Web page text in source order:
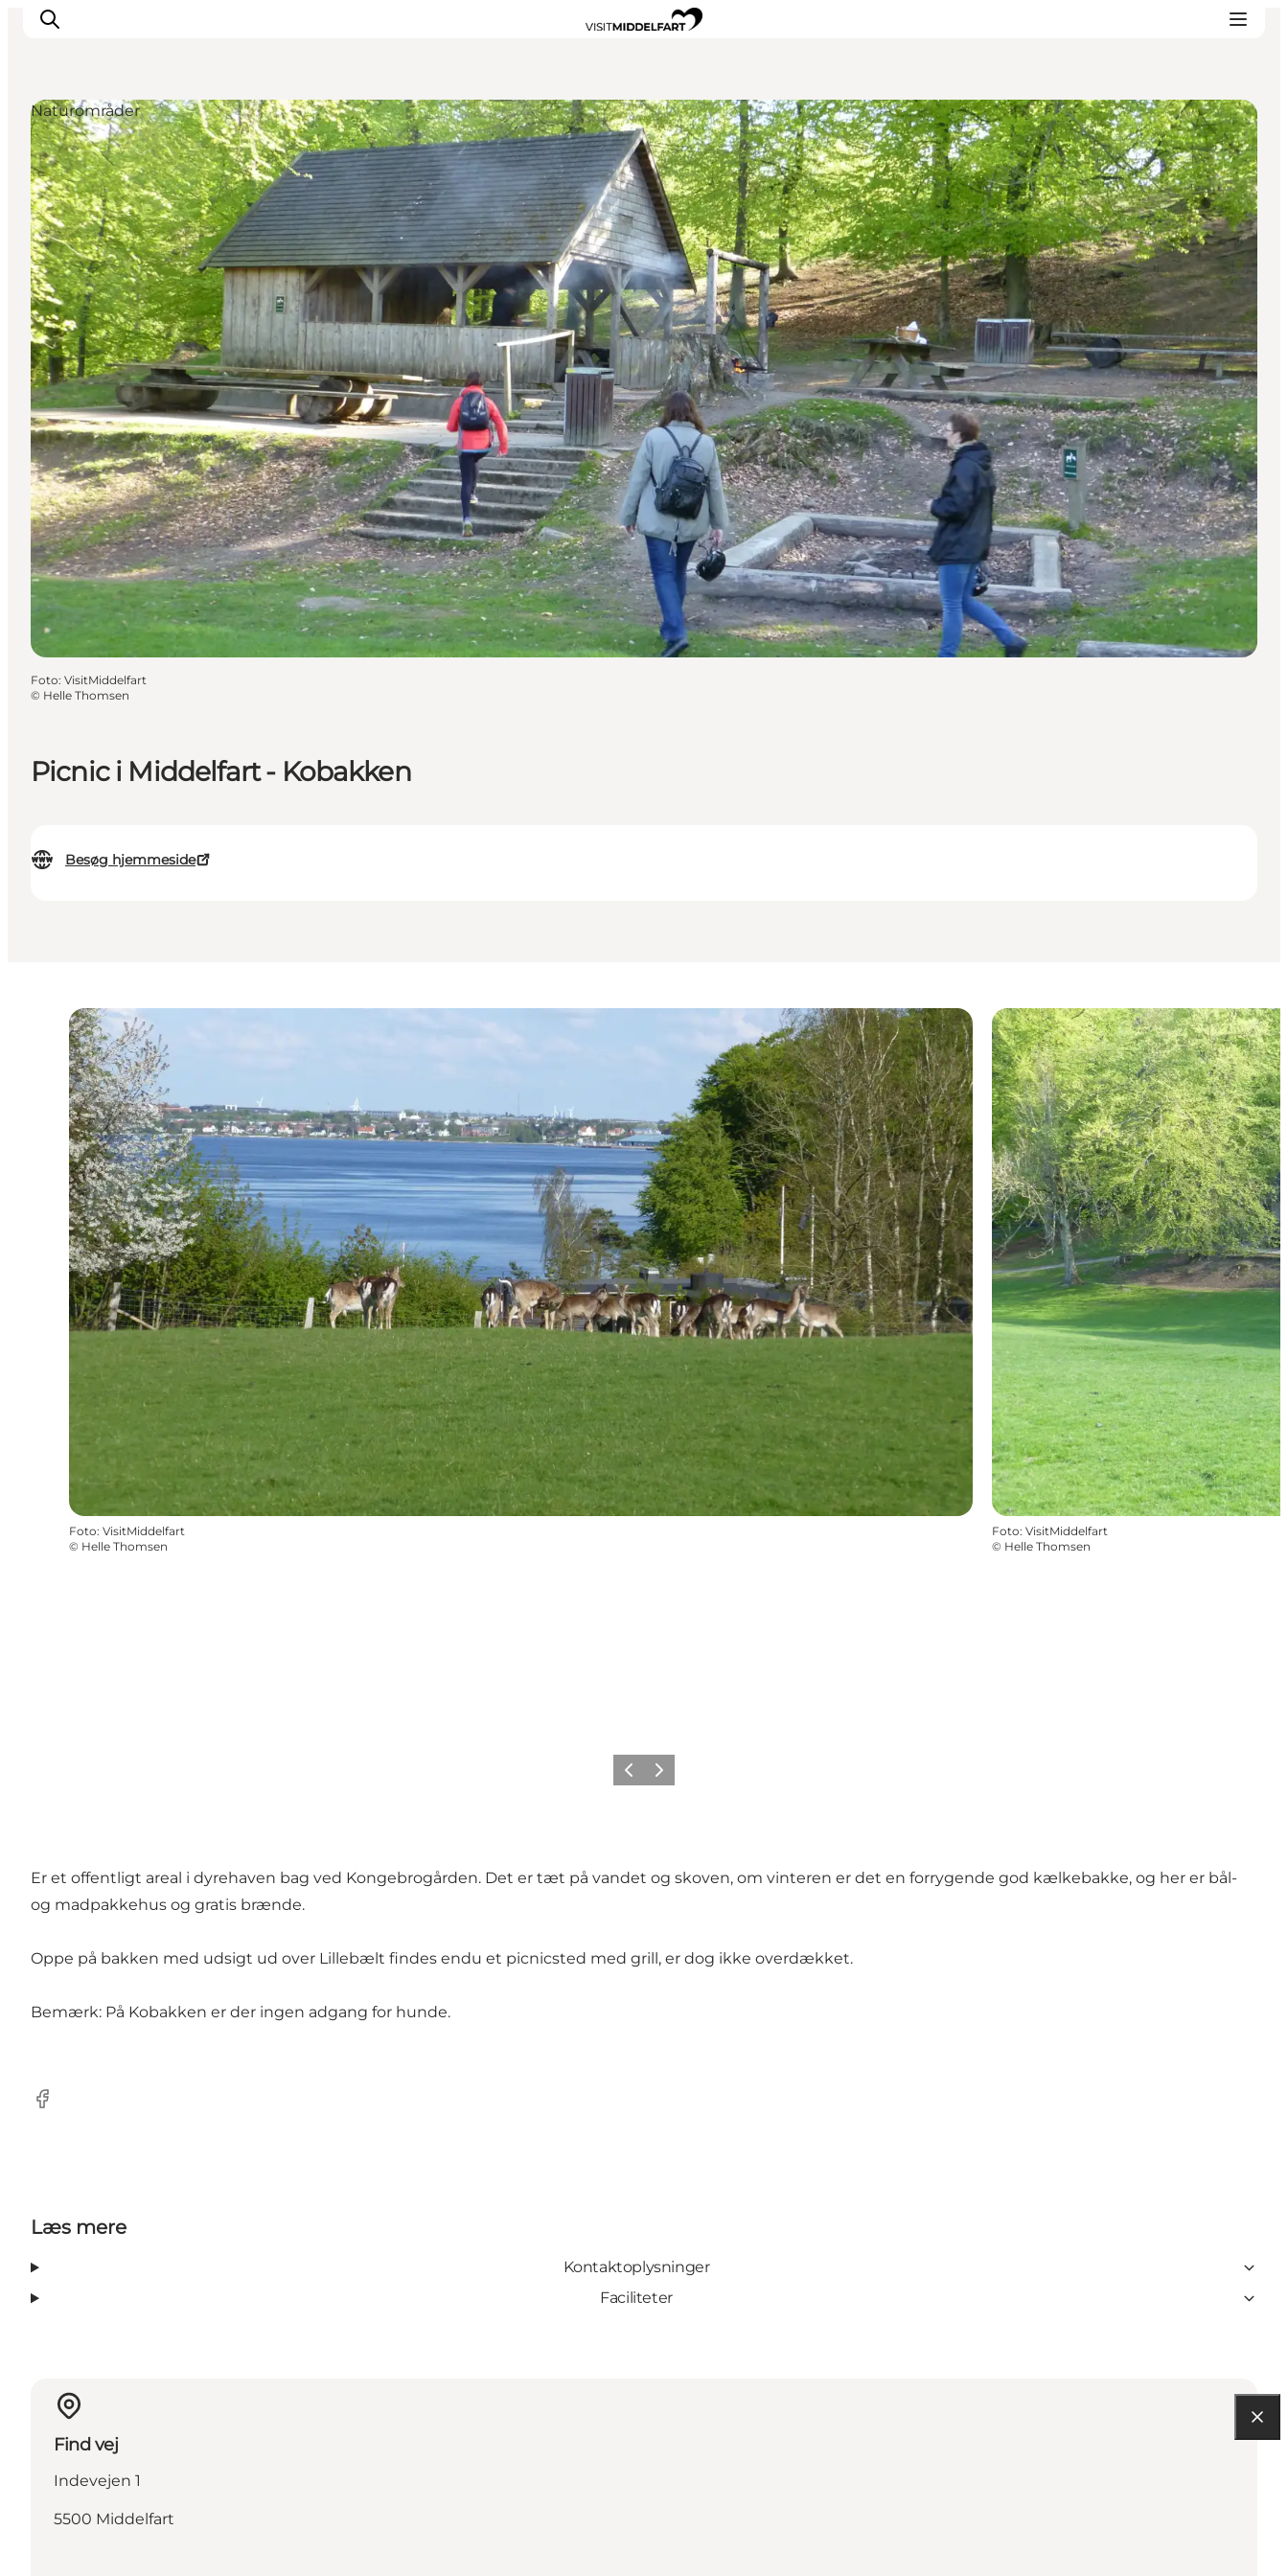
Oplevelser
Mad og drikke
Overnatning
Det Sker
Book oplevelse
Møde og Konference
Picnic i Middelfart - Kobakken
Besøg hjemmeside
Naturområder
Foto: VisitMiddelfart
© Helle Thomsen
Foto: VisitMiddelfart
© Helle Thomsen
Foto: VisitMiddelfart
© Helle Thomsen
ForrigeNæste
Er et offentligt areal i dyrehaven bag ved Kongebrogården. Det er tæt på vandet og skoven, om vinteren er det en forrygende god kælkebakke, og her er bål-
og madpakkehus og gratis brænde.
Oppe på bakken med udsigt ud over Lillebælt findes endu et picnicsted med grill, er dog ikke overdækket.
Bemærk: På Kobakken er der ingen adgang for hunde.
Facebook
Læs mere
Kontaktoplysninger
Faciliteter
Find vej
Indevejen 1
5500 Middelfart